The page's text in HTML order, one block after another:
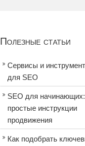
Полезные статьи
Сервисы и
для SEO
SEO для начинающих:
простые инструкции
продвижения
Как подобрать